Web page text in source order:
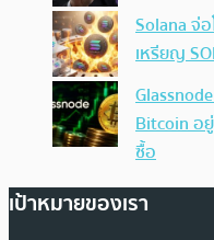
Solana จ่
เหรียญ
Bitcoin อ
ซื้อ
เป้าหมายของเรา